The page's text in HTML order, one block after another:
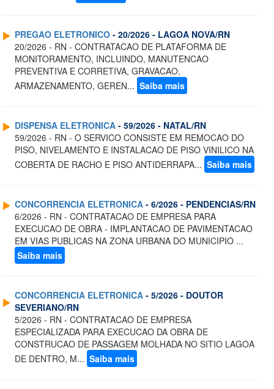
PREGAO ELETRONICO - 20/2026 - LAGOA NOVA/RN
20/2026 - RN - CONTRATACAO DE PLATAFORMA DE
MONITORAMENTO, INCLUINDO, MANUTENCAO
PREVENTIVA E CORRETIVA, GRAVACAO,
ARMAZENAMENTO, GEREN... Saiba mais
DISPENSA ELETRONICA - 59/2026 - NATAL/RN
59/2026 - RN - O SERVICO CONSISTE EM REMOCAO DO
PISO, NIVELAMENTO E INSTALACAO DE PISO VINILICO NA
COBERTA DE RACHO E PISO ANTIDERRAPA... Saiba mais
CONCORRENCIA ELETRONICA - 6/2026 - PENDENCIAS/RN
6/2026 - RN - CONTRATACAO DE EMPRESA PARA
EXECUCAO DE OBRA - IMPLANTACAO DE PAVIMENTACAO
EM VIAS PUBLICAS NA ZONA URBANA DO MUNICIPIO ...
Saiba mais
CONCORRENCIA ELETRONICA - 5/2026 - DOUTOR
SEVERIANO/RN
5/2026 - RN - CONTRATACAO DE EMPRESA
ESPECIALIZADA PARA EXECUCAO DA OBRA DE
CONSTRUCAO DE PASSAGEM MOLHADA NO SITIO LAGOA
DE DENTRO, M... Saiba mais